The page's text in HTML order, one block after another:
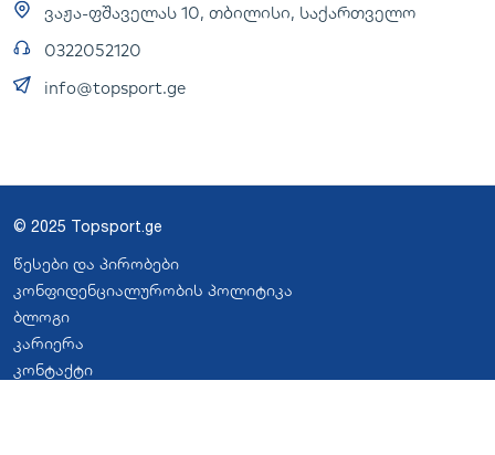
ვაჟა-ფშაველას 10, თბილისი, საქართველო
0322052120
info@topsport.ge
© 2025 Topsport.ge
წესები და პირობები
კონფიდენციალურობის პოლიტიკა
ბლოგი
კარიერა
კონტაქტი